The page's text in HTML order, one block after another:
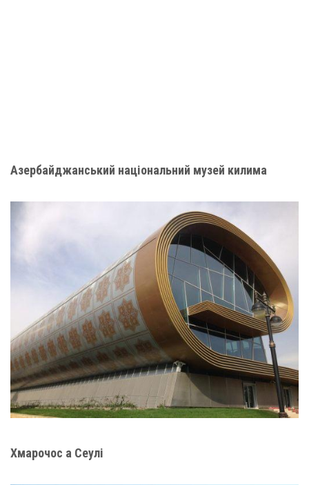
Азербайджанський національний музей килима
Хмарочос а Сеулі